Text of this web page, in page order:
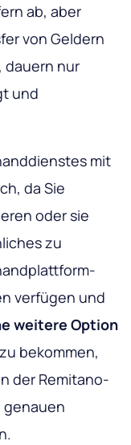
ab, aber
von Geldern
dauern nur
und
mit
da Sie
oder sie
zu
verfügen und
weitere Option
bekommen,
der Remitano-
genauen